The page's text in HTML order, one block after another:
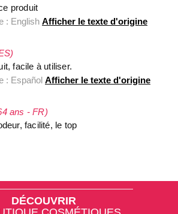
produit
: English Afficher le texte d'origine
facile à utiliser.
: Español Afficher le texte d'origine
ans - FR)
facilité, le top
DÉCOUVRIR